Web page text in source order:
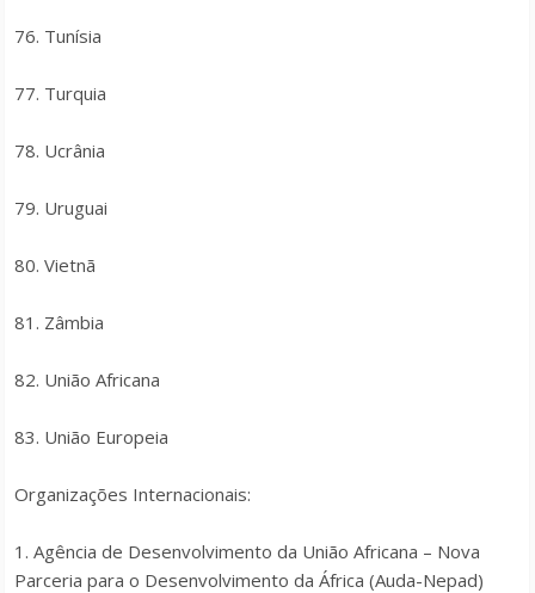
76. Tunísia
77. Turquia
78. Ucrânia
79. Uruguai
80. Vietnã
81. Zâmbia
82. União Africana
83. União Europeia
Organizações Internacionais:
1. Agência de Desenvolvimento da União Africana – Nova
Parceria para o Desenvolvimento da África (Auda-Nepad)